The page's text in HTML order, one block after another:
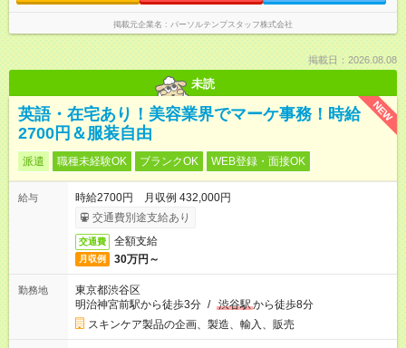
掲載元企業名 パーソルテンプスタッフ株式会社
掲載日：2026.08.08
未読
NEW
英語・在宅あり！美容業界でマーケ事務！時給
2700円＆服装自由
派遣 職種未経験OK ブランクOK WEB登録・面接OK
給与
時給2700円 月収例 432,000円
交通費別途支給あり
交通費 全額支給
月収例 30万円～
勤務地
東京都渋谷区
明治神宮前駅から徒歩3分 / 渋谷駅から徒歩8分
スキンケア製品の企画、製造、輸入、販売